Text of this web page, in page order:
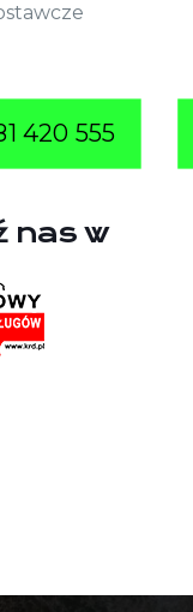
420 555
nas w